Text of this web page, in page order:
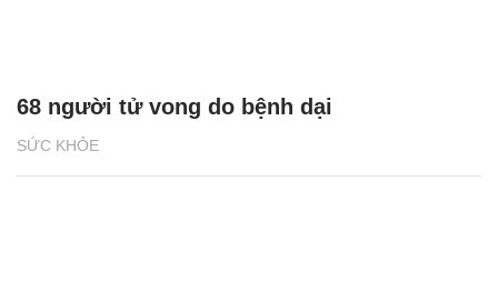
SỨC KHỎE
68 người tử vong do bệnh dại